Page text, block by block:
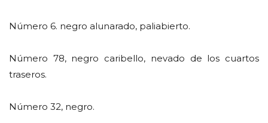
Número 6. negro alunarado, paliabierto.
Número 78, negro caribello, nevado de los cuartos
traseros.
Número 32, negro.